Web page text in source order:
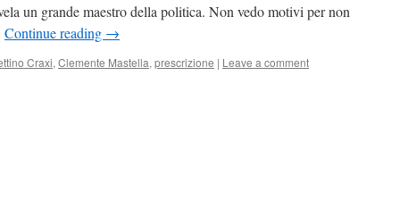
un grande maestro della politica. Non vedo motivi per non
Continue reading →
Craxi, Clemente Mastella, prescrizione | Leave a comment